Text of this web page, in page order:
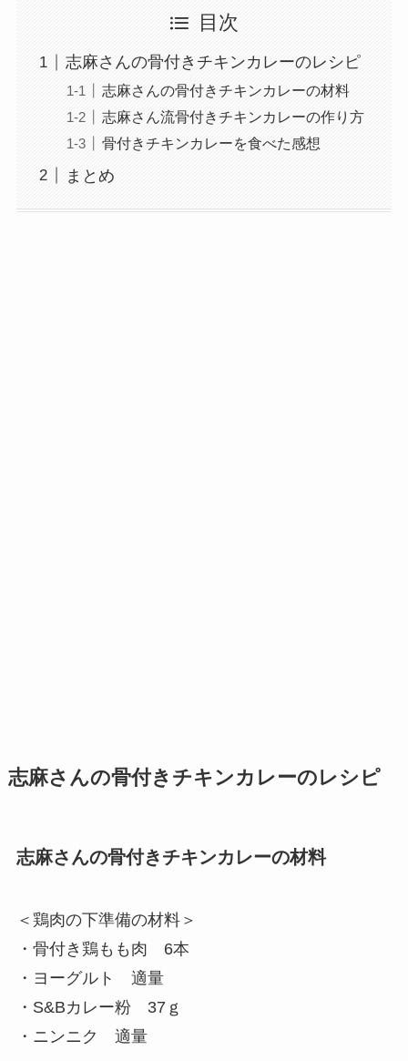
目次
志麻さんの骨付きチキンカレーのレシピ
志麻さんの骨付きチキンカレーの材料
志麻さん流骨付きチキンカレーの作り方
骨付きチキンカレーを食べた感想
まとめ
志麻さんの骨付きチキンカレーのレシピ
志麻さんの骨付きチキンカレーの材料
＜鶏肉の下準備の材料＞
・骨付き鶏もも肉 6本
・ヨーグルト 適量
・S&Bカレー粉 37ｇ
・ニンニク 適量